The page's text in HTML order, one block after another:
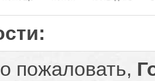
пожаловать,